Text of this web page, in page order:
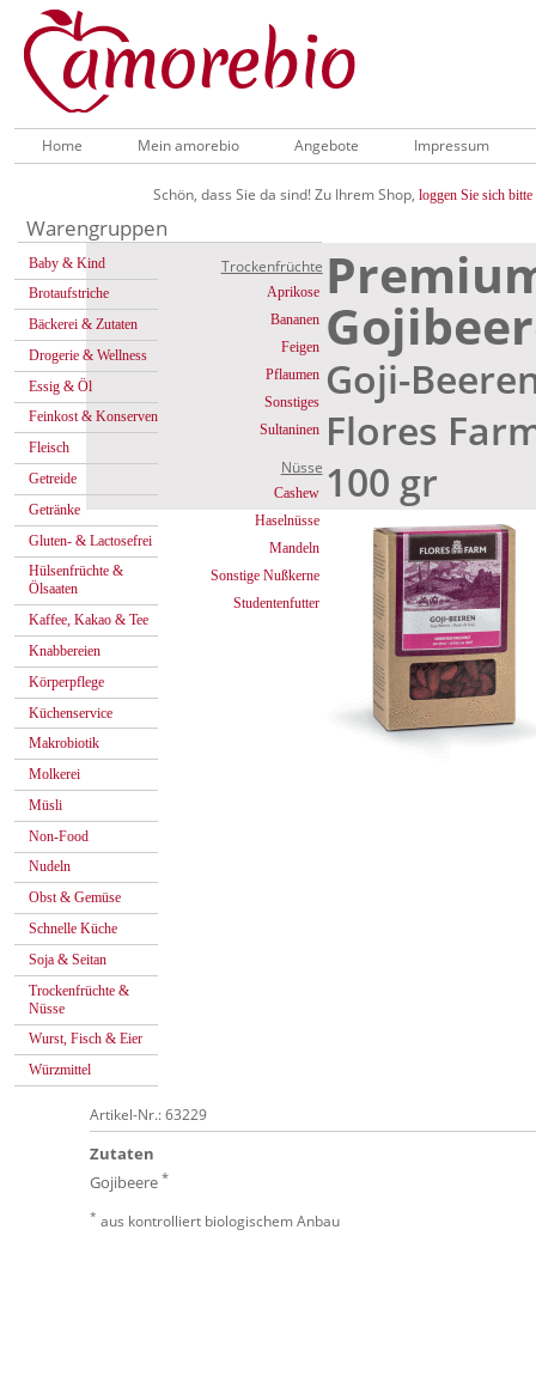
Home Mein amorebio Angebote Impressum
Schön, dass Sie da sind! Zu Ihrem Shop, loggen Sie sich bitte
Warengruppen
Baby & Kind
Brotaufstriche
Bäckerei & Zutaten
Drogerie & Wellness
Essig & Öl
Feinkost & Konserven
Fleisch
Getreide
Getränke
Gluten- & Lactosefrei
Hülsenfrüchte &
Ölsaaten
Kaffee, Kakao & Tee
Knabbereien
Körperpflege
Küchenservice
Makrobiotik
Molkerei
Müsli
Non-Food
Nudeln
Obst & Gemüse
Schnelle Küche
Soja & Seitan
Trockenfrüchte &
Nüsse
Wurst, Fisch & Eier
Würzmittel
Trockenfrüchte
Aprikose
Bananen
Feigen
Pflaumen
Sonstiges
Sultaninen
Nüsse
Cashew
Haselnüsse
Mandeln
Sonstige Nußkerne
Studentenfutter
Goji-
Flores
100 gr
Artikel-Nr.: 63229
Zutaten
Gojibeere *
* aus kontrolliert biologischem Anbau